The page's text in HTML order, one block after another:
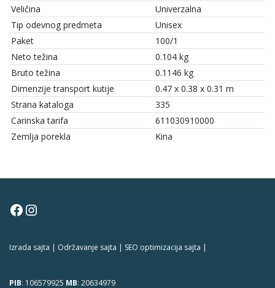
Veličina
Univerzalna
Tip odevnog predmeta
Unisex
Paket
100/1
Neto težina
0.104 kg
Bruto težina
0.1146 kg
Dimenzije transport kutije
0.47 x 0.38 x 0.31 m
Strana kataloga
335
Carinska tarifa
611030910000
Zemlja porekla
Kina
Facebook
Instagram
Izrada sajta | Održavanje sajta | SEO optimizacija sajta |
PIB: 106579925 MB: 20634979